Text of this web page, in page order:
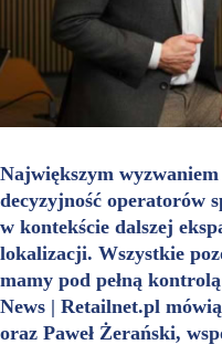
Największym
decyzyjność operatorów
w kontekście dalszej
lokalizacji. Wszystkie
mamy pod pełną
News | Retailnet.pl
oraz Paweł Żerański,